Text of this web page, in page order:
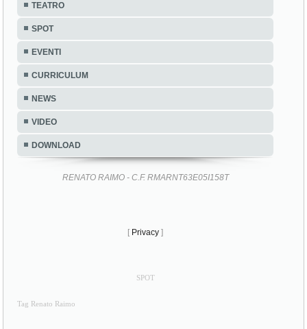
TEATRO
SPOT
EVENTI
CURRICULUM
NEWS
VIDEO
DOWNLOAD
RENATO RAIMO - C.F. RMARNT63E05I158T
[ Privacy ]
SPOT
Tag Renato Raimo